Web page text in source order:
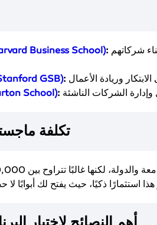
Business School):
GSB):
School):
تكلفة